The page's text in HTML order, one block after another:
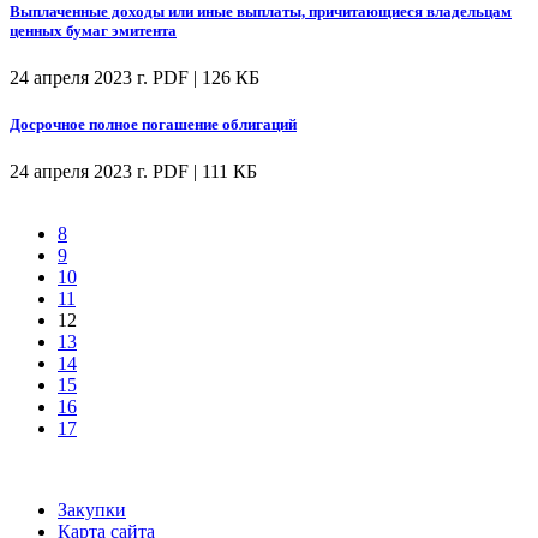
Выплаченные доходы или иные выплаты, причитающиеся владельцам
ценных бумаг эмитента
24 апреля 2023 г. PDF | 126 КБ
Досрочное полное погашение облигаций
24 апреля 2023 г. PDF | 111 КБ
8
9
10
11
12
13
14
15
16
17
Закупки
Карта сайта